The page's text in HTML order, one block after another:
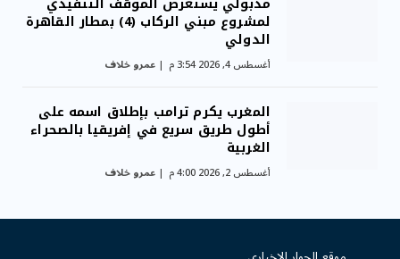
لمشروع مبني الركاب (4) بمطار القاهرة
الدولي
أغسطس 4, 2026 3:54 م عمرو خلاف
المغرب يكرم ترامب بإطلاق اسمه على
أطول طريق سريع في إفريقيا بالصحراء
الغربية
أغسطس 2, 2026 4:00 م عمرو خلاف